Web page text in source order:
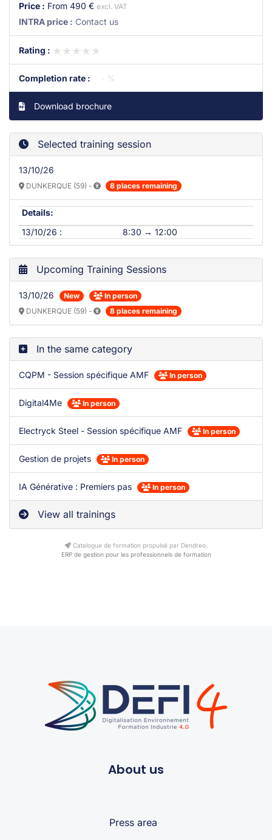
Price : From 490 € excl. VAT
INTRA price : Contact us
Rating : ★★★★★
★★★★★
Completion rate : - %
Download brochure
Selected training session
13/10/26
DUNKERQUE (59) - 8 places remaining
Details:
13/10/26 :
8:30 → 12:00
Upcoming Training Sessions
13/10/26 New
In person
DUNKERQUE (59) -
8 places remaining
In the same category
CQPM - Session spécifique AMF In person
Digital4Me In person
Electryck Steel - Session spécifique AMF In person
Gestion de projets In person
IA Générative : Premiers pas In person
View all trainings
Catalogue de formation propulsé par Dendreo,
ERP de gestion pour les professionnels de formation
About us
Press area